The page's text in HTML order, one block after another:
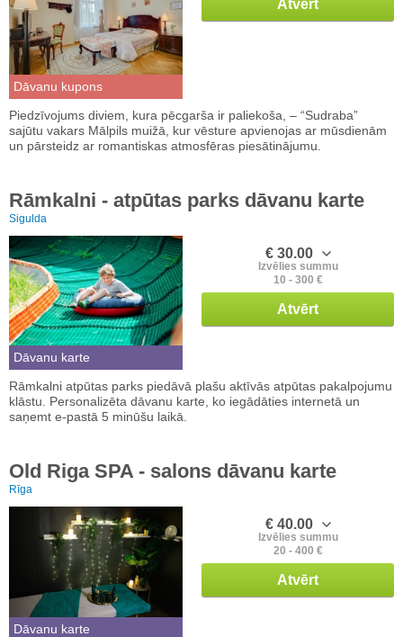
Dāvanu kupons
Atvērt
Piedzīvojums diviem, kura pēcgarša ir paliekoša, – “Sudraba”
sajūtu vakars Mālpils muižā, kur vēsture apvienojas ar mūsdienām
un pārsteidz ar romantiskas atmosfēras piesātinājumu.
Rāmkalni - atpūtas parks dāvanu karte
Sigulda
Dāvanu karte
€ 30.00
Izvēlies summu
10 - 300 €
Atvērt
Rāmkalni atpūtas parks piedāvā plašu aktīvās atpūtas pakalpojumu
klāstu. Personalizēta dāvanu karte, ko iegādāties internetā un
saņemt e-pastā 5 minūšu laikā.
Old Riga SPA - salons dāvanu karte
Rīga
Dāvanu karte
€ 40.00
Izvēlies summu
20 - 400 €
Atvērt